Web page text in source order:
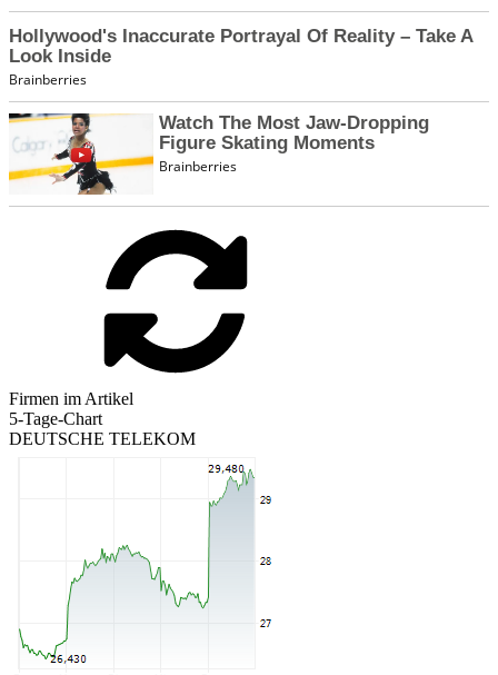
Firmen im Artikel
5-Tage-Chart
DEUTSCHE TELEKOM